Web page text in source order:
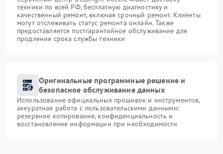
техники по всей РФ, бесплатную диагностику и
качественный ремонт, включая срочный ремонт. Клиенты
могут отслеживать статус ремонта онлайн. Также
предоставляется постгарантийное обслуживание для
продления срока службы техники
Оригинальные программные решение и
безопасное обслуживание данных
Использование официальных прошивок и инструментов,
аккуратная работа с пользовательскими данными:
резервное копирование, конфиденциальность и
восстановление информации при необходимости